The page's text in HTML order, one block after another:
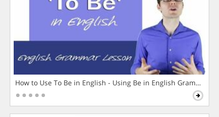
How to Use To Be in English - Using Be in English Grammar